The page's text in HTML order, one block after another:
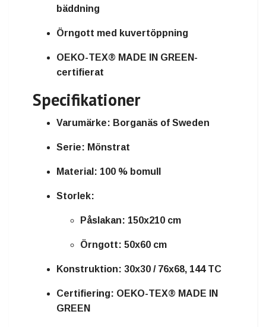
bäddning
Örngott med kuvertöppning
OEKO-TEX® MADE IN GREEN-
certifierat
Specifikationer
Varumärke: Borganäs of Sweden
Serie: Mönstrat
Material: 100 % bomull
Storlek:
Påslakan: 150x210 cm
Örngott: 50x60 cm
Konstruktion: 30x30 / 76x68, 144 TC
Certifiering: OEKO-TEX® MADE IN
GREEN